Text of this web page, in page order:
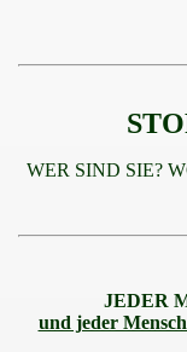
WER SIND SIE?
JEDER
und jeder